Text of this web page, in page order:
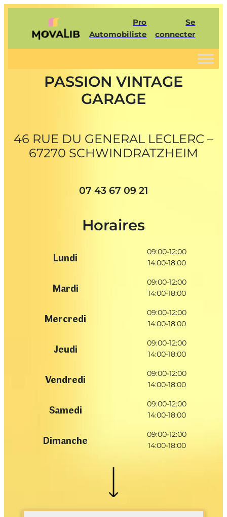
Pro
Automobiliste
Se
connecter
PASSION VINTAGE
GARAGE
46 RUE DU GENERAL LECLERC –
67270 SCHWINDRATZHEIM
07 43 67 09 21
Horaires
Lundi
09:00-12:00
14:00-18:00
Mardi
09:00-12:00
14:00-18:00
Mercredi
09:00-12:00
14:00-18:00
Jeudi
09:00-12:00
14:00-18:00
Vendredi
09:00-12:00
14:00-18:00
Samedi
09:00-12:00
14:00-18:00
Dimanche
09:00-12:00
14:00-18:00